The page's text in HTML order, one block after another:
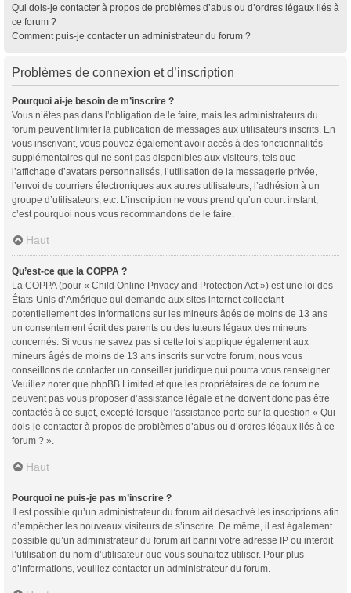
Qui dois-je contacter à propos de problèmes d’abus ou d’ordres légaux liés à
ce forum ?
Comment puis-je contacter un administrateur du forum ?
Problèmes de connexion et d’inscription
Pourquoi ai-je besoin de m’inscrire ?
Vous n’êtes pas dans l’obligation de le faire, mais les administrateurs du
forum peuvent limiter la publication de messages aux utilisateurs inscrits. En
vous inscrivant, vous pouvez également avoir accès à des fonctionnalités
supplémentaires qui ne sont pas disponibles aux visiteurs, tels que
l’affichage d’avatars personnalisés, l’utilisation de la messagerie privée,
l’envoi de courriers électroniques aux autres utilisateurs, l’adhésion à un
groupe d’utilisateurs, etc. L’inscription ne vous prend qu’un court instant,
c’est pourquoi nous vous recommandons de le faire.
Haut
Qu’est-ce que la COPPA ?
La COPPA (pour « Child Online Privacy and Protection Act ») est une loi des
États-Unis d’Amérique qui demande aux sites internet collectant
potentiellement des informations sur les mineurs âgés de moins de 13 ans
un consentement écrit des parents ou des tuteurs légaux des mineurs
concernés. Si vous ne savez pas si cette loi s’applique également aux
mineurs âgés de moins de 13 ans inscrits sur votre forum, nous vous
conseillons de contacter un conseiller juridique qui pourra vous renseigner.
Veuillez noter que phpBB Limited et que les propriétaires de ce forum ne
peuvent pas vous proposer d’assistance légale et ne doivent donc pas être
contactés à ce sujet, excepté lorsque l’assistance porte sur la question « Qui
dois-je contacter à propos de problèmes d’abus ou d’ordres légaux liés à ce
forum ? ».
Haut
Pourquoi ne puis-je pas m’inscrire ?
Il est possible qu’un administrateur du forum ait désactivé les inscriptions afin
d’empêcher les nouveaux visiteurs de s’inscrire. De même, il est également
possible qu’un administrateur du forum ait banni votre adresse IP ou interdit
l’utilisation du nom d’utilisateur que vous souhaitez utiliser. Pour plus
d’informations, veuillez contacter un administrateur du forum.